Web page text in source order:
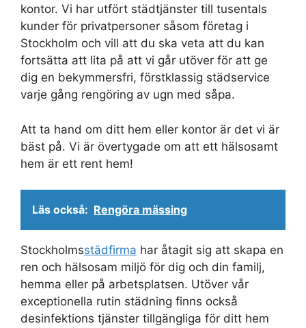
kontor. Vi har utfört städtjänster till tusentals
kunder för privatpersoner såsom företag i
Stockholm och vill att du ska veta att du kan
fortsätta att lita på att vi går utöver för att ge
dig en bekymmersfri, förstklassig städservice
varje gång rengöring av ugn med såpa.
Att ta hand om ditt hem eller kontor är det vi är
bäst på. Vi är övertygade om att ett hälsosamt
hem är ett rent hem!
Läs också: Rengöra mässing
Stockholmsstädfirma har åtagit sig att skapa en
ren och hälsosam miljö för dig och din familj,
hemma eller på arbetsplatsen. Utöver vår
exceptionella rutin städning finns också
desinfektions tjänster tillgängliga för ditt hem